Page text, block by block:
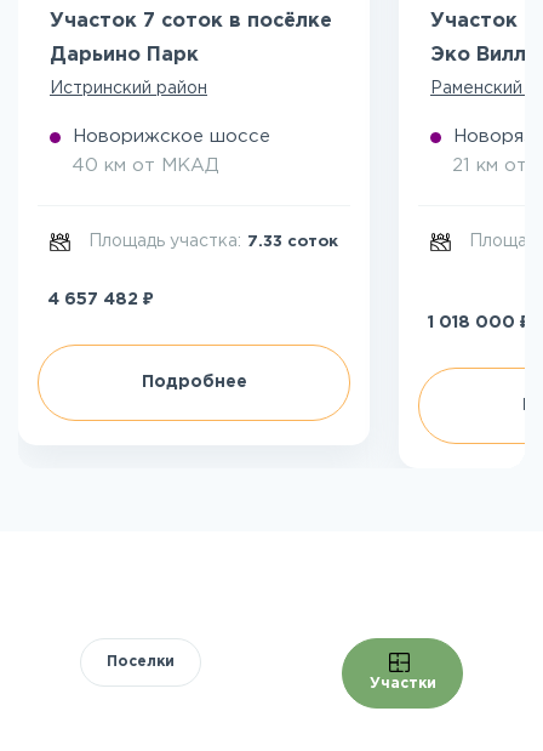
Участок 7 соток в посёлке
Дарьино Парк
Истринский район
Новорижское шоссе
40 км от МКАД
Площадь участка: 7.33 соток
4 657 482 ₽
Подробнее
Участок 5
Эко
Раменский
21 км от
1 018 000 ₽
Поселки
Участки